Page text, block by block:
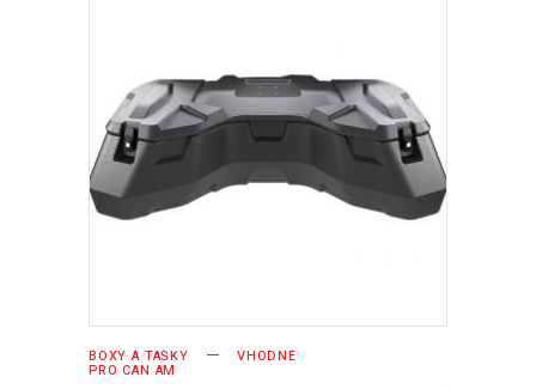
PŘIDAT DO KOŠÍKU
BOXY A TAŠKY VHODNÉ
PRO CAN AM